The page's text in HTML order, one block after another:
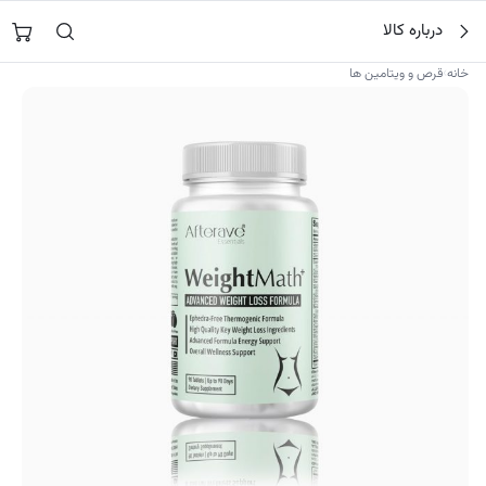
محتوا
جستجو در
درباره کالا
خانه›قرص و ویتامین ها